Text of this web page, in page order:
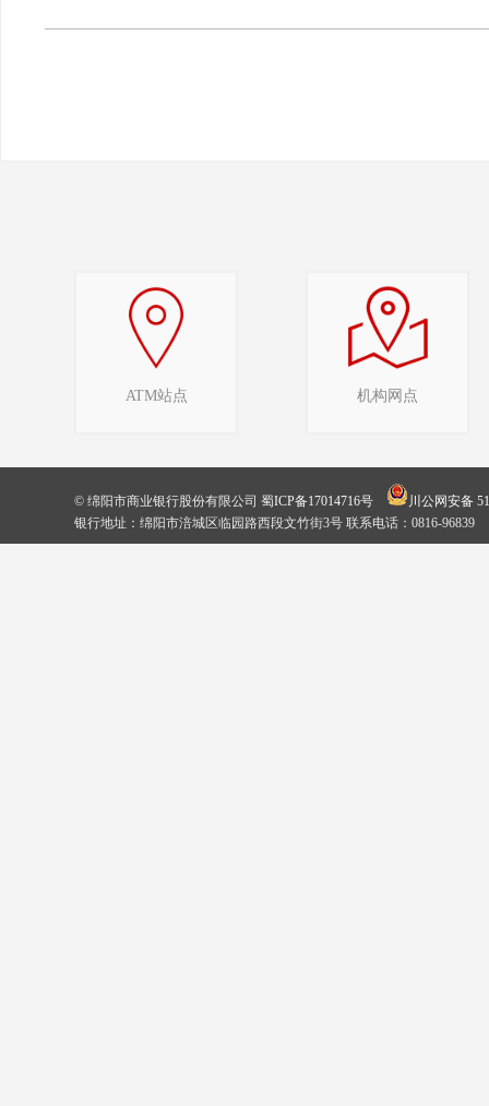
ATM站点 机构网点
© 绵阳市商业银行股份有限公司 蜀ICP备17014716号
川公网安备
银行地址：绵阳市涪城区临园路西段文竹街3号 联系电话：0816-96839